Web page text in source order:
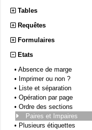
Tables
Requêtes
Formulaires
Etats
• Absence de marge
• Imprimer ou non ?
• Liste et séparation
• Opération par page
• Ordre des sections
Paires et Impaires
• Plusieurs étiquettes